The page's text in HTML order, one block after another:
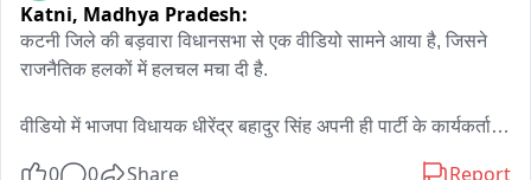
Katni, Madhya Pradesh:
कटनी जिले की बड़वारा विधानसभा से एक वीडियो सामने आया है, जिसने
राजनैतिक हलकों में हलचल मचा दी है.
वीडियो में भाजपा विधायक धीरेंद्र बहादुर सिंह अपनी ही पार्टी के कार्यकर्ताओं
0 0 Share Report